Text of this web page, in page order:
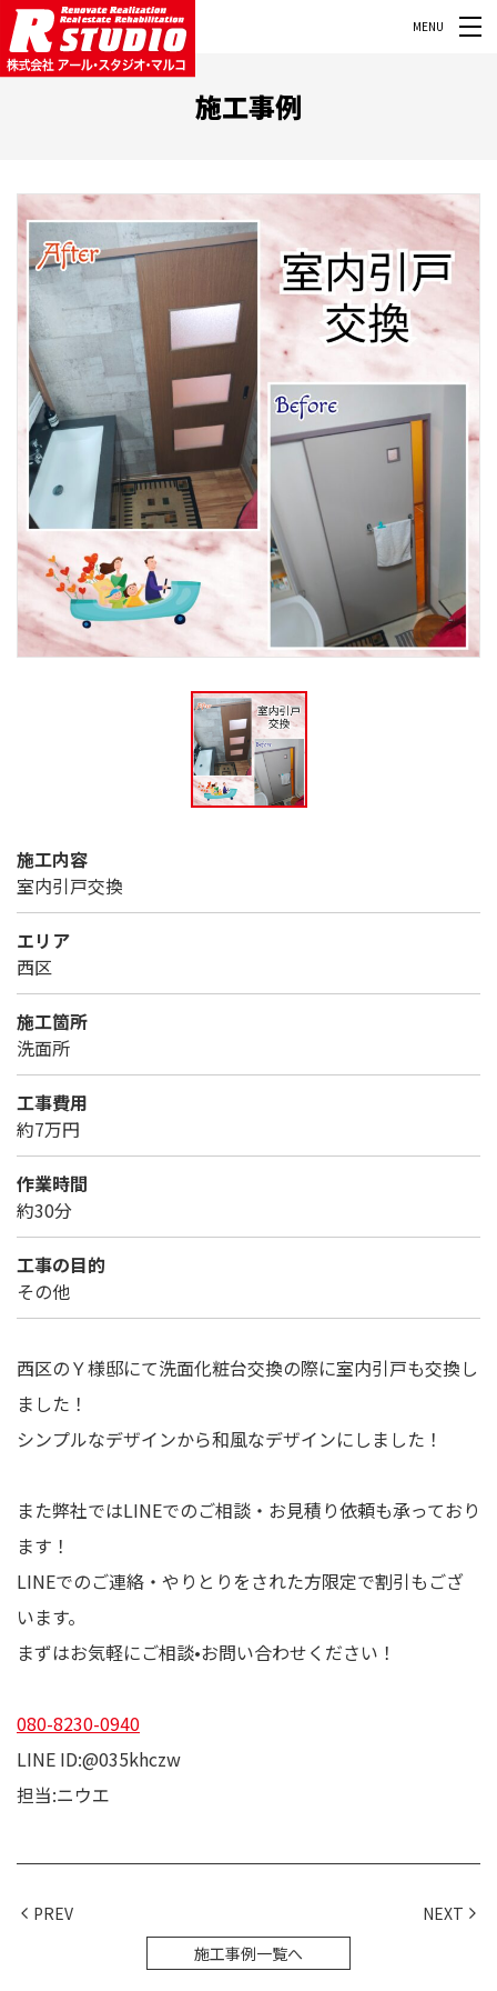
MENU
施工事例
施工内容
室内引戸交換
エリア
西区
施工箇所
洗面所
工事費用
約7万円
作業時間
約30分
工事の目的
その他
西区のＹ様邸にて洗面化粧台交換の際に室内引戸も交換し
ました！
シンプルなデザインから和風なデザインにしました！
また弊社ではLINEでのご相談・お見積り依頼も承っており
ます！
LINEでのご連絡・やりとりをされた方限定で割引もござ
います。
まずはお気軽にご相談•お問い合わせください！
080-8230-0940
LINE ID:@035khczw
担当:ニウエ
PREV
NEXT
施工事例一覧へ